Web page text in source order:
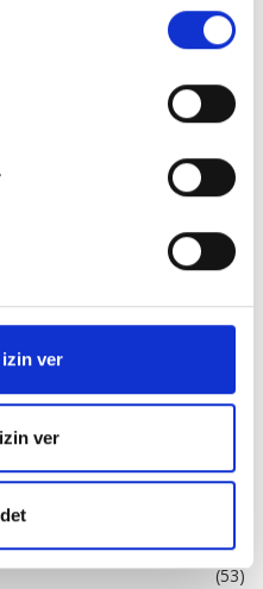
ilişkin detaylı bilgi
Çerez Bilgilendirme
Kanunu uyarınca
ile ilgili daha
ver
ver
(53)